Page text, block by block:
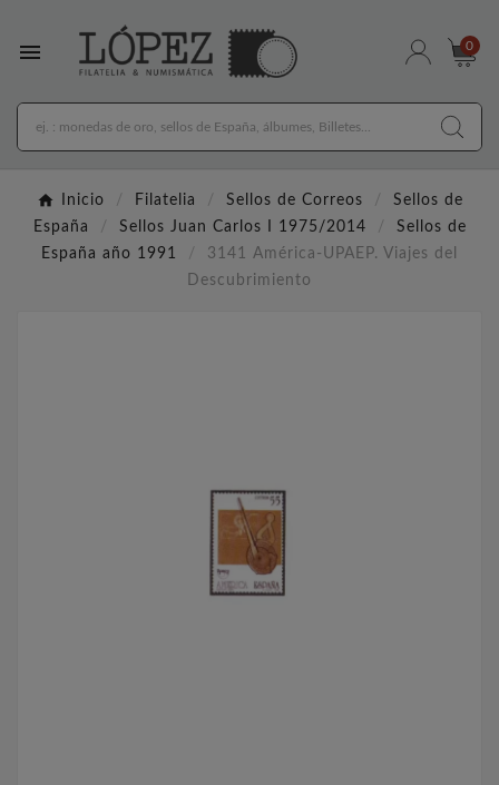
 0
Inicio Filatelia Sellos de Correos
Sellos de
España
Sellos Juan Carlos I 1975/2014
Sellos de
España año 1991
3141 América-UPAEP. Viajes del
Descubrimiento